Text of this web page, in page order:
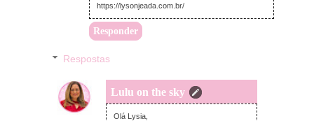
https://lysonjeada.com.br/
Responder
Respostas
Lulu on the sky
quinta-feira, agosto 20, 2020
Olá Lysia,